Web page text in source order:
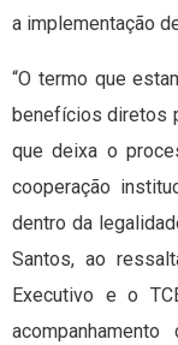
a implementação
“O termo que
benefícios diretos
que deixa o
cooperação
dentro da
Santos, ao
Executivo e o